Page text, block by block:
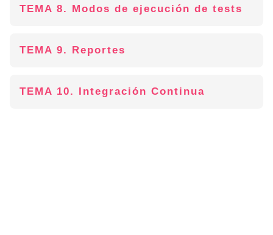
TEMA 8. Modos de ejecución de tests
TEMA 9. Reportes
TEMA 10. Integración Continua